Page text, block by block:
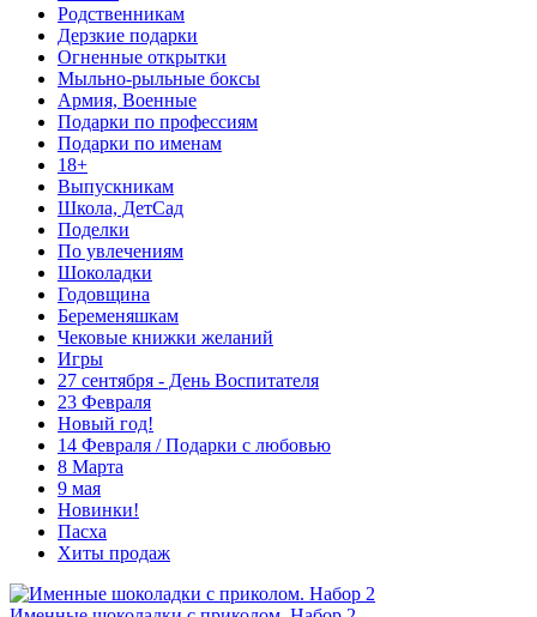
Родственникам
Дерзкие подарки
Огненные открытки
Мыльно-рыльные боксы
Армия, Военные
Подарки по профессиям
Подарки по именам
18+
Выпускникам
Школа, ДетСад
Поделки
По увлечениям
Шоколадки
Годовщина
Беременяшкам
Чековые книжки желаний
Игры
27 сентября - День Воспитателя
23 Февраля
Новый год!
14 Февраля / Подарки с любовью
8 Марта
9 мая
Новинки!
Пасха
Хиты продаж